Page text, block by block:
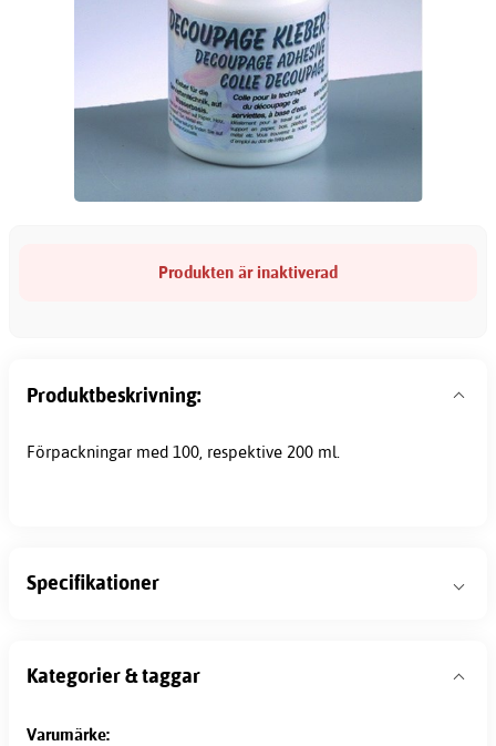
Produkten är inaktiverad
Produktbeskrivning:
Förpackningar med 100, respektive 200 ml.
Specifikationer
Kategorier & taggar
Varumärke: